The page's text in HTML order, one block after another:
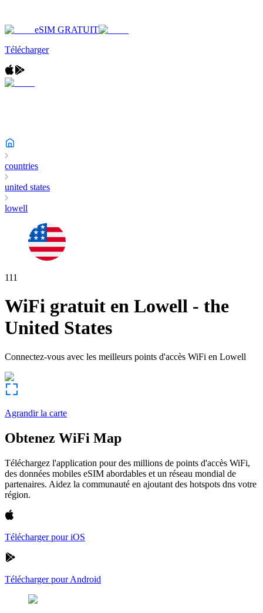
eSIM GRATUIT
Télécharger
countries
united states
lowell
111
WiFi gratuit en Lowell - the
United States
Connectez-vous avec les meilleurs points d'accès WiFi en Lowell
Agrandir la carte
Obtenez WiFi Map
Téléchargez l'application pour des millions de points d'accès WiFi,
des données mobiles eSIM abordables et un réseau mondial de
partenaires. Aidez la communauté en ajoutant des hotspots dns votre
région.
Télécharger pour iOS
Télécharger pour Android